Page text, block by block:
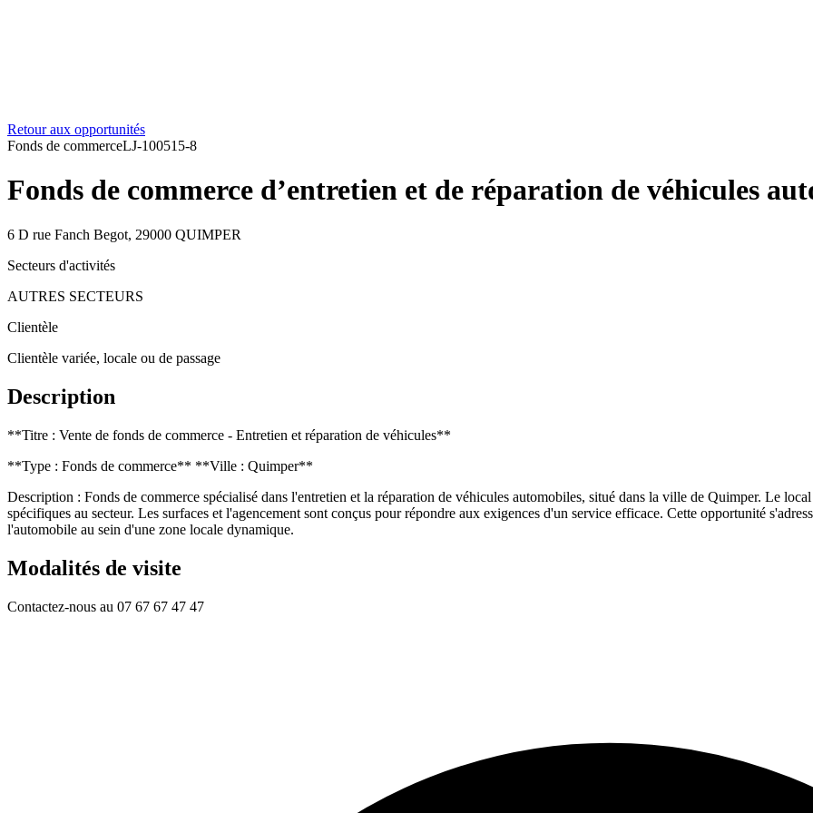
Retour aux opportunités
Fonds de commerceLJ-100515-8
Fonds de commerce d’entretien et de réparation de véhicules
6 D rue Fanch Begot, 29000 QUIMPER
Secteurs d'activités
AUTRES SECTEURS
Clientèle
Clientèle variée, locale ou de passage
Description
**Titre : Vente de fonds de commerce - Entretien et réparation de véhicules**
**Type : Fonds de commerce** **Ville : Quimper**
Description : Fonds de commerce spécialisé dans l'entretien et la réparation de véhicules automobiles, situé dans la ville de Quimper. Le
spécifiques au secteur. Les surfaces et l'agencement sont conçus pour répondre aux exigences d'un service efficace. Cette opportunité
l'automobile au sein d'une zone locale dynamique.
Modalités de visite
Contactez-nous au 07 67 67 47 47